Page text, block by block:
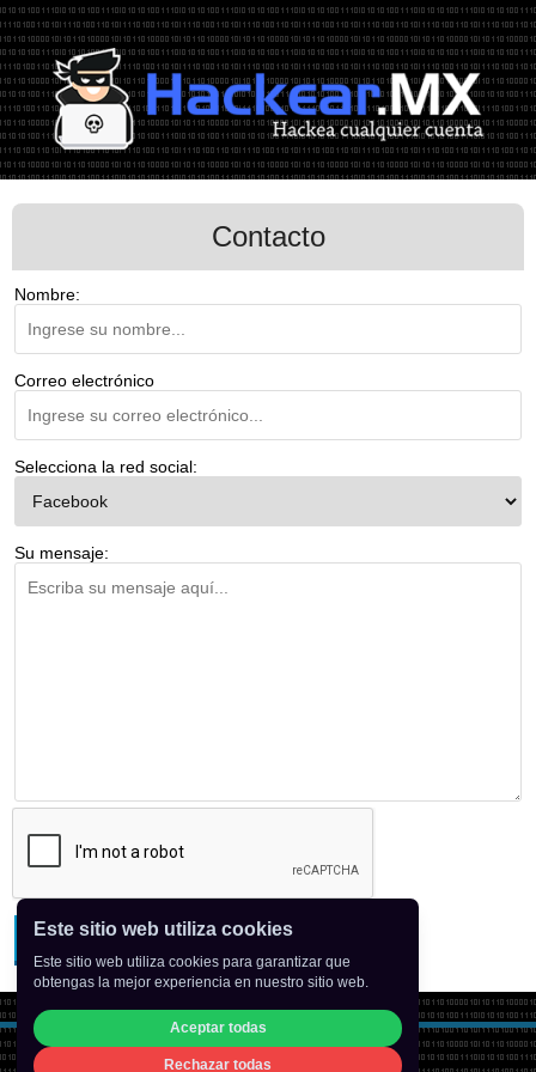
Contacto
Nombre:
Correo electrónico
Selecciona la red social:
Su mensaje:
Enviar
Este sitio web utiliza cookies
Este sitio web utiliza cookies para garantizar que
obtengas la mejor experiencia en nuestro sitio web.
Aceptar todas
Rechazar todas